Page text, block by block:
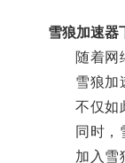
雪狼加速器
随着网络
雪狼加速
不仅如此
同时，雪
加入雪狼